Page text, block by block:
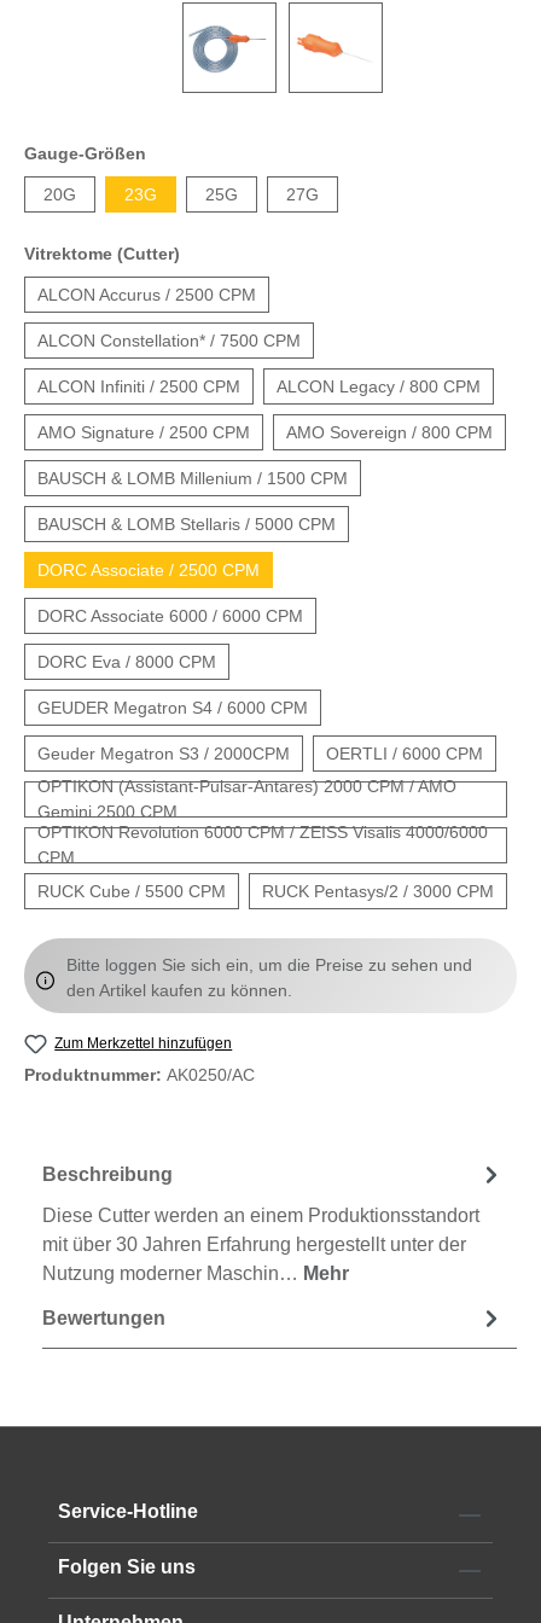
Gauge-Größen
20G 23G 25G 27G
Vitrektome (Cutter)
ALCON Accurus / 2500 CPM
ALCON Constellation* / 7500 CPM
ALCON Infiniti / 2500 CPM ALCON Legacy / 800 CPM
AMO Signature / 2500 CPM AMO Sovereign / 800 CPM
BAUSCH & LOMB Millenium / 1500 CPM
BAUSCH & LOMB Stellaris / 5000 CPM
DORC Associate / 2500 CPM
DORC Associate 6000 / 6000 CPM
DORC Eva / 8000 CPM
GEUDER Megatron S4 / 6000 CPM
Geuder Megatron S3 / 2000CPM
OERTLI / 6000 CPM
OPTIKON (Assistant-Pulsar-Antares) 2000 CPM / AMO
Gemini 2500 CPM
OPTIKON Revolution 6000 CPM / ZEISS Visalis 4000/6000
CPM
RUCK Cube / 5500 CPM
RUCK Pentasys/2 / 3000 CPM
Bitte loggen Sie sich ein, um die Preise zu sehen und
den Artikel kaufen zu können.
Zum Merkzettel hinzufügen
Produktnummer: AK0250/AC
Beschreibung
Diese Cutter werden an einem Produktionsstandort
mit über 30 Jahren Erfahrung hergestellt unter der
Nutzung moderner Maschin… Mehr
Bewertungen
Service-Hotline
Folgen Sie uns